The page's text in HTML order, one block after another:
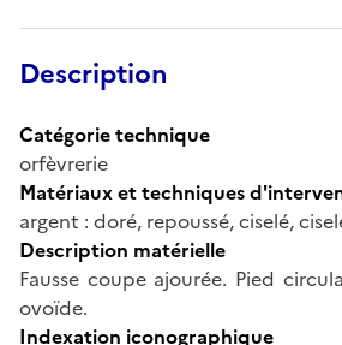
Description
Catégorie technique
orfèvrerie
Matériaux et techniques
argent : doré, repoussé, ciselé,
Description matérielle
Fausse coupe ajourée. Pied
ovoïde.
Indexation iconographique